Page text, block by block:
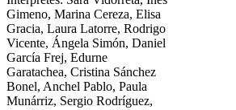
Gimeno, Marina Cereza, Elisa
Gracia, Laura Latorre, Rodrigo
Vicente, Ángela Simón, Daniel
García Frej, Edurne
Garatachea, Cristina Sánchez
Bonel, Anchel Pablo, Paula
Munárriz, Sergio Rodríguez,